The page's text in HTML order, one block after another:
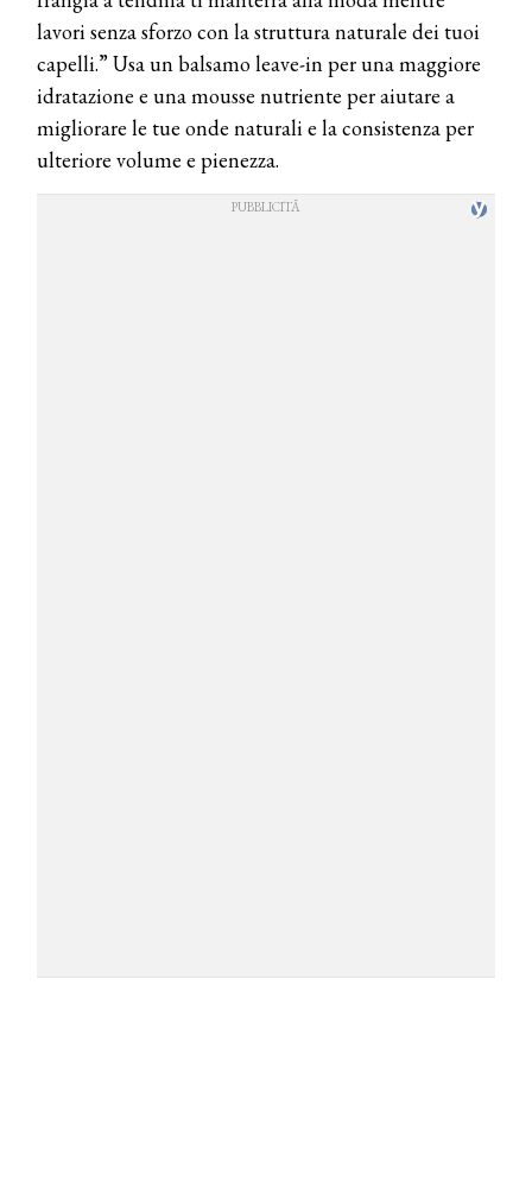
lavori senza sforzo con la struttura naturale dei tuoi
capelli.” Usa un balsamo leave-in per una maggiore
idratazione e una mousse nutriente per aiutare a
migliorare le tue onde naturali e la consistenza per
ulteriore volume e pienezza.